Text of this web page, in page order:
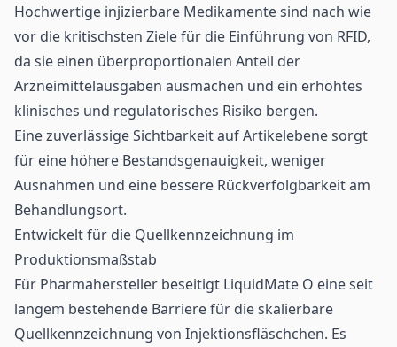
Hochwertige injizierbare Medikamente sind nach wie
vor die kritischsten Ziele für die Einführung von RFID,
da sie einen überproportionalen Anteil der
Arzneimittelausgaben ausmachen und ein erhöhtes
klinisches und regulatorisches Risiko bergen.
Eine zuverlässige Sichtbarkeit auf Artikelebene sorgt
für eine höhere Bestandsgenauigkeit, weniger
Ausnahmen und eine bessere Rückverfolgbarkeitam
Behandlungsort.
Entwickelt für die Quellkennzeichnung im
Produktionsmaßstab
Für Pharmahersteller beseitigt LiquidMate O eine seit
langem bestehende Barriere für die skalierbare
Quellkennzeichnung von Injektionsfläschchen. Es